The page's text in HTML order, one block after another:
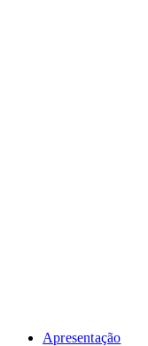
Apresentação